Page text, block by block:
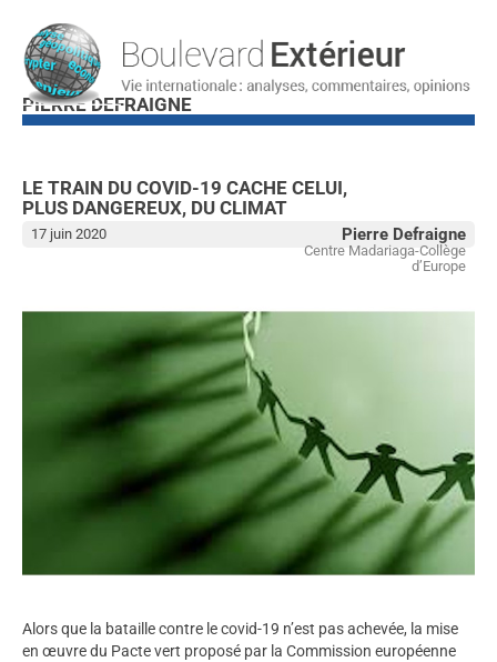
PIERRE DEFRAIGNE
LE TRAIN DU COVID-19 CACHE CELUI,
PLUS DANGEREUX, DU CLIMAT
Pierre Defraigne
Centre Madariaga-Collège
d’Europe
17 juin 2020
Alors que la bataille contre le covid-19 n’est pas achevée, la mise
en œuvre du Pacte vert proposé par la Commission européenne